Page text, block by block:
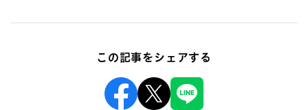
この記事をシェアする